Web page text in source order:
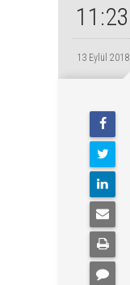
11:23
13 Eylül 2018